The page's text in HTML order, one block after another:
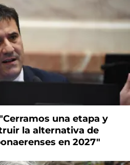
una etapa y
la alternativa de
en 2027"